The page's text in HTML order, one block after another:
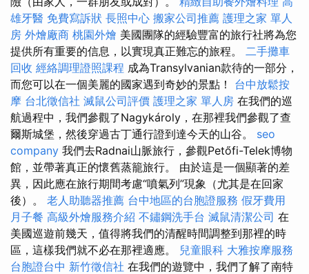
雄牙醫 免費寫訴狀 長照中心 搬家公司推薦 護理之家 單人
房 外燴廠商 桃園外燴 美國團隊的經驗豐富的旅行社將為您
提供所有重要的信息，以實現真正難忘的旅程。 二手攤車
回收 經絡調理證照課程 成為Transylvanian款待的一部分，
而您可以在一個美麗的國家遇到奇妙的景點！ 台中放鬆按
摩 台北徵信社 滅鼠公司評價 護理之家 單人房 在我們的巡
航過程中，我們參觀了Nagykároly，在那裡我們參觀了查
爾斯城堡，然後穿過古丁通行證到達今天的山谷。 seo
company 我們去Radnai山脈旅行，參觀Petőfi-Telek博物
館，並帶著真正的懷舊蒸籠旅行。 由於這是一個顯著的差
異，因此應在旅行期間考慮“噴氣列”現象（尤其是在回家
後）。 老人助聽器推薦 台中地區的台胞證服務 假牙費用
月子餐 高級外燴服務介紹 不鏽鋼洗手台 滅鼠清潔公司 在
美國巡遊前幾天，值得將我們的清醒時間調整到那裡的時
區，這樣我們就不必在那裡適應。 兒童眼科 大雅按摩服務
台胞證台中 新竹徵信社 在我們的遊覽中，我們了解了南特